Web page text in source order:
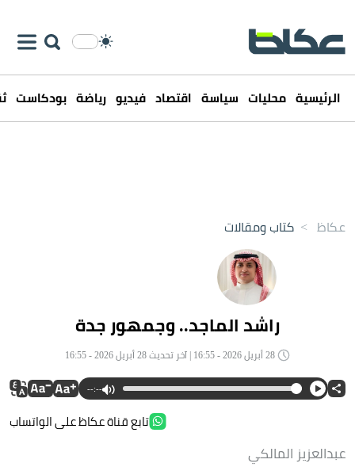
الرئيسية محليات سياسة اقتصاد فيديو رياضة بودكاست
عكاظ > كتاب ومقالات
راشد الماجد.. وجمهور جدة
--:--
تابع قناة عكاظ على الواتساب
عبدالعزيز المالكي